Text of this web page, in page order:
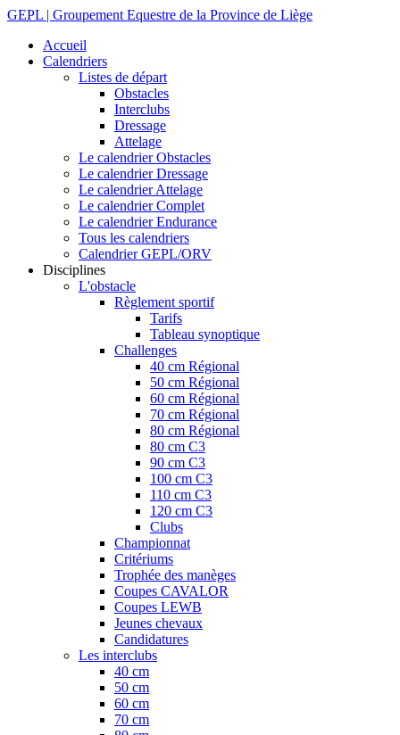
GEPL | Groupement Equestre de la Province de Liège
Accueil
Calendriers
Listes de départ
Obstacles
Interclubs
Dressage
Attelage
Le calendrier Obstacles
Le calendrier Dressage
Le calendrier Attelage
Le calendrier Complet
Le calendrier Endurance
Tous les calendriers
Calendrier GEPL/ORV
Disciplines
L'obstacle
Règlement sportif
Tarifs
Tableau synoptique
Challenges
40 cm Régional
50 cm Régional
60 cm Régional
70 cm Régional
80 cm Régional
80 cm C3
90 cm C3
100 cm C3
110 cm C3
120 cm C3
Clubs
Championnat
Critériums
Trophée des manèges
Coupes CAVALOR
Coupes LEWB
Jeunes chevaux
Candidatures
Les interclubs
40 cm
50 cm
60 cm
70 cm